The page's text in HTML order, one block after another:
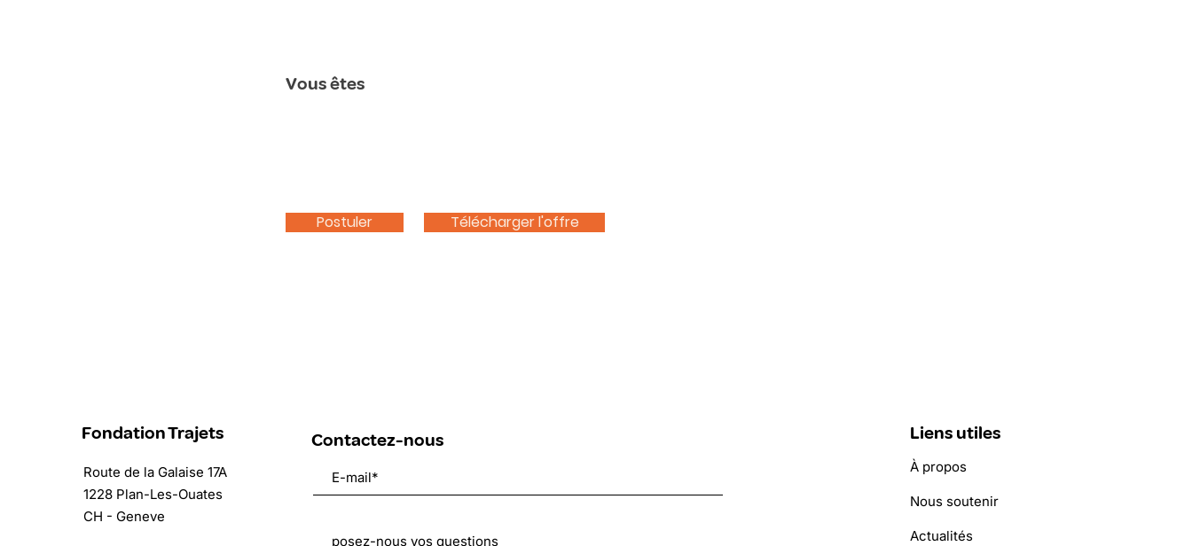
Vous êtes
Postuler Télécharger l'offre
Fondation Trajets
Route de la Galaise 17A
1228 Plan-Les-Ouates
CH - Geneve
Contactez-nous Liens utiles
À propos
Nous soutenir
Actualités